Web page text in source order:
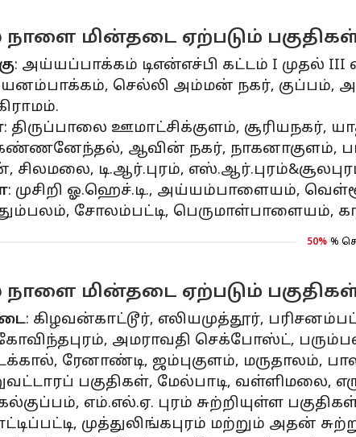
நாளை மின்தடை ஏற்படும்
: அய்யப்பாக்கம் டிஎன்எச்பி கட்டம் I முதல்
செல்லி அம்மன் நகர், குப்பம்,
: திருப்பாலை ஊமாட்சிக்குளம், சூரியநகர்,
ஆவின் நகர், நாகனாகுளம்,
சிலமலை, டி.ஆர்.புரம்,
: முசிறி ஓ.ஹெச்.டி., அய்யம்பாளையம்,
தும்பலம், சோலம்பட்டி, பெருமாள்பாளையம்,
50% %
நாளை மின்தடை ஏற்படும்
: கிழவன்காட்டூர், எலியமுத்தூர்,
அமராவதி செக்போஸ்ட்,
ரேனாண்டி, ஜம்புகுளம், மருதாலம்,
பகுதிகள், மேல்பாடி,
எம்.எல்.ஏ. புரம் சுற்றியுள்ள
முத்துலிங்கபுரம் மற்றும் அதன்